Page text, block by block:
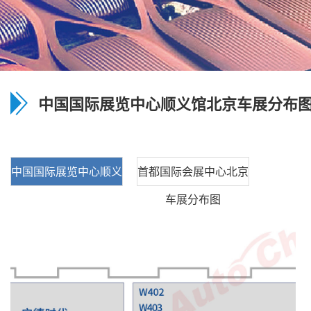
中国国际展览中心顺义馆北京车展分布
中国国际展览中心顺义
首都国际会展中心北京
车展分布图